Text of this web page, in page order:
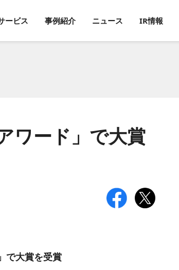
ービス 事例紹介 ニュース IR情報
ワード」で大賞
で大賞を受賞